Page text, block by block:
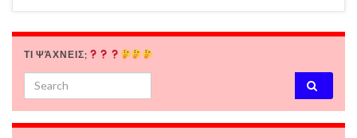
ΤΙ ΨΆΧΝΕΙΣ;
Search for: